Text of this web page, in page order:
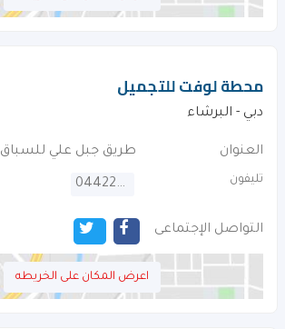
محطة لوفت للتجميل
دبي - البرشاء
العنوان طريق جبل علي للسباق
تليفون 044229407
التواصل الإجتماعى
اعرض المكان على الخريطه